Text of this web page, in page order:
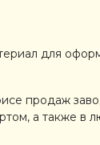
для
продаж
а также